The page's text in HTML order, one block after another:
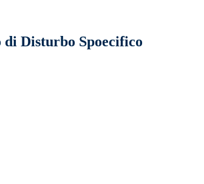
Disturbo Spoecifico